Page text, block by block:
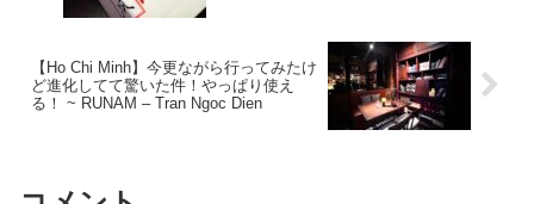
【Ho Chi Minh】今更ながら行ってみたけ
ど進化してて驚いた件！やっぱり使え
る！ ~ RUNAM – Tran Ngoc Dien